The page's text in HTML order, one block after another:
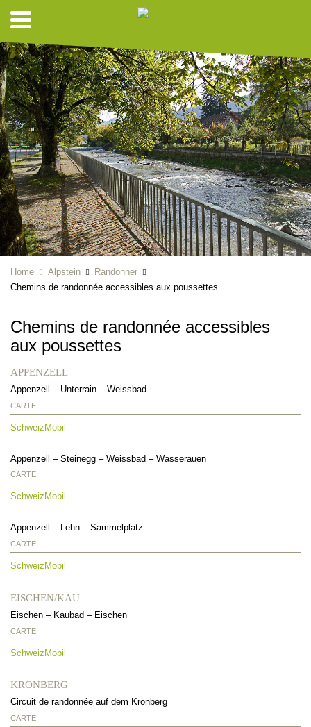
Home Alpstein
Randonner
Chemins de randonnée accessibles aux poussettes
Chemins de randonnée accessibles
aux poussettes
APPENZELL
Appenzell –Unterrain –Weissbad
CARTE
SchweizMobil
Appenzell –Steinegg –Weissbad –Wasserauen
CARTE
SchweizMobil
Appenzell – Lehn – Sammelplatz
CARTE
SchweizMobil
EISCHEN/KAU
Eischen –Kaubad –Eischen
CARTE
SchweizMobil
KRONBERG
Circuit de randonnée auf dem Kronberg
CARTE